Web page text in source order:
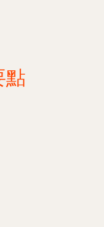
點